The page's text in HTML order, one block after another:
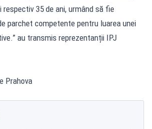
respectiv 35 de ani, urmând să fie
parchet competente pentru luarea unei
au transmis reprezentanții IPJ
Prahova